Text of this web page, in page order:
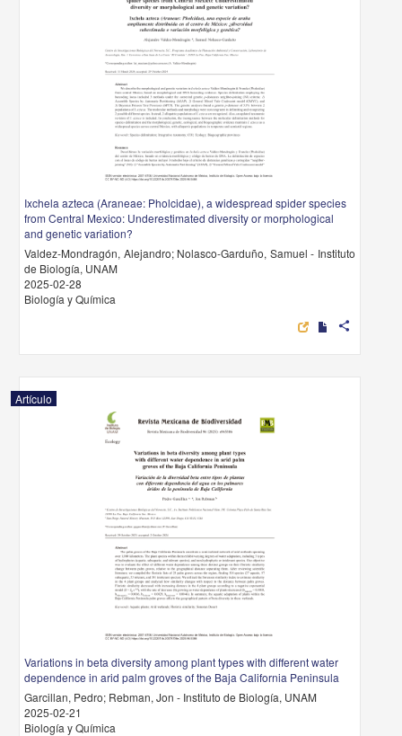
Ixchela azteca (Araneae: Pholcidae), a widespread spider species
from Central Mexico: Underestimated diversity or morphological
and genetic variation?
Valdez-Mondragón, Alejandro; Nolasco-Garduño, Samuel - Instituto
de Biología, UNAM
2025-02-28
Biología y Química
share
Artículo
Variations in beta diversity among plant types with different water
dependence in arid palm groves of the Baja California Peninsula
Garcillan, Pedro; Rebman, Jon - Instituto de Biología, UNAM
2025-02-21
Biología y Química